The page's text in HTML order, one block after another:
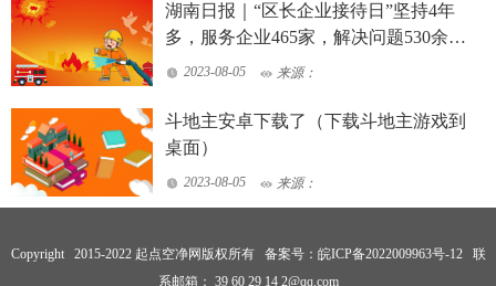
湖南日报｜“区长企业接待日”坚持4年
多，服务企业465家，解决问题530余个
——天心区打造全省营商环境“首善之
2023-08-05 来源：
斗地主安卓下载了（下载斗地主游戏到
桌面）
2023-08-05 来源：
Copyright 2015-2022 起点空净网版权所有 备案号： 皖ICP备2022009963号-12联
系邮箱： 39 60 29 14 2@qq.com